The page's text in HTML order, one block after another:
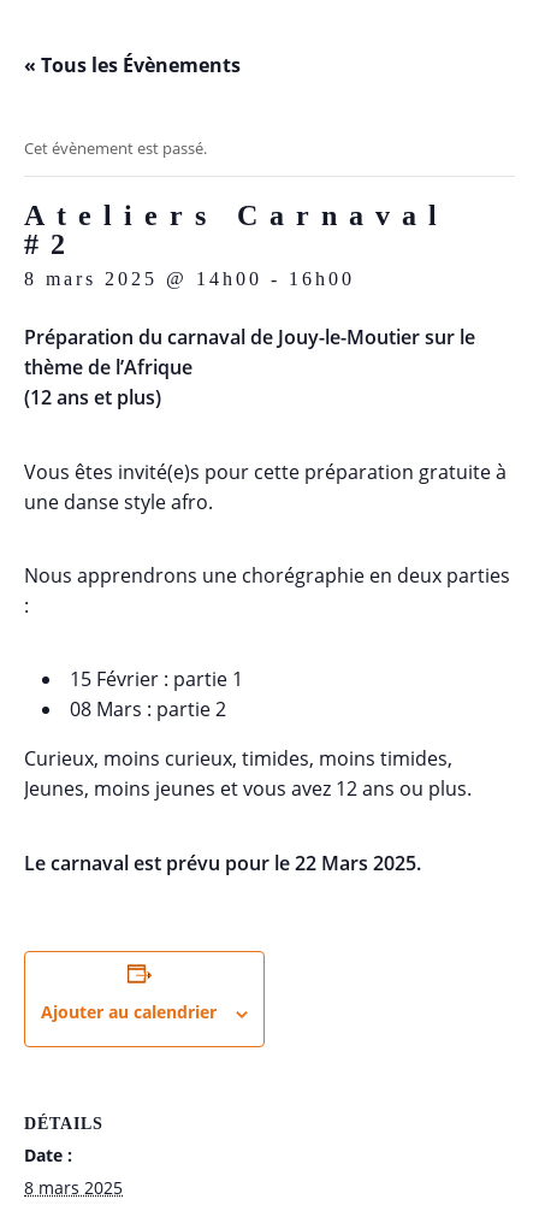
content
« Tous les Évènements
Cet évènement est passé.
Ateliers Carnaval
#2
8 mars 2025 @ 14h00 - 16h00
Préparation du carnaval de Jouy-le-Moutier sur le
thème de l’Afrique
(12 ans et plus)
Vous êtes invité(e)s pour cette préparation gratuite à
une danse style afro.
Nous apprendrons une chorégraphie en deux parties
:
15 Février : partie 1
08 Mars : partie 2
Curieux, moins curieux, timides, moins timides,
Jeunes, moins jeunes et vous avez 12 ans ou plus.
Le carnaval est prévu pour le 22 Mars 2025.
Ajouter au calendrier
DÉTAILS
Date :
8 mars 2025